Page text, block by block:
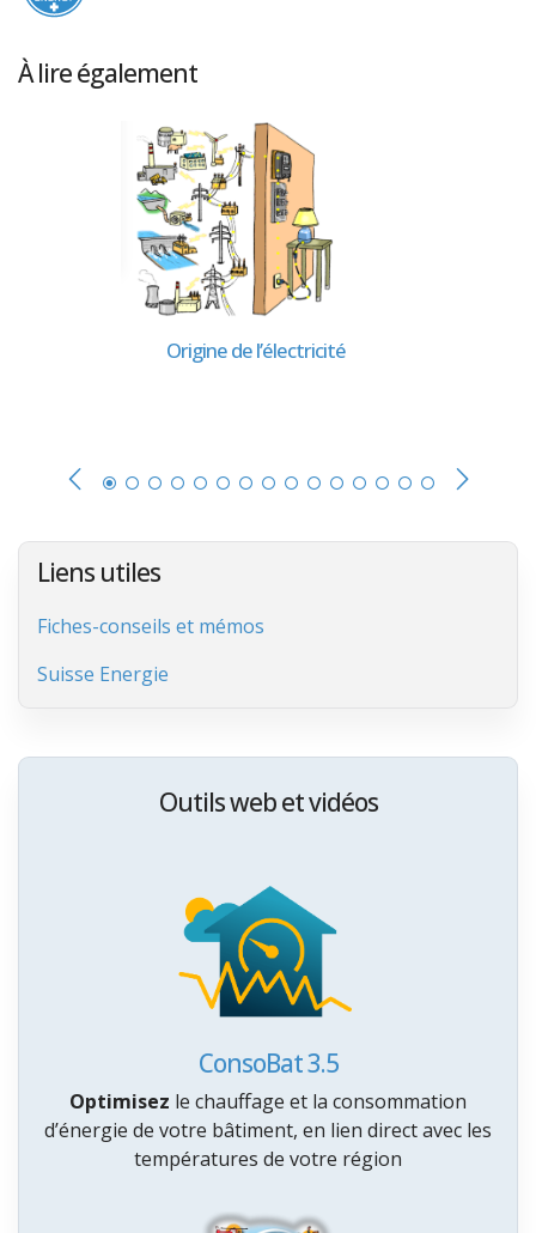
À lire également
Origine de l’électricité
Liens utiles
Fiches-conseils et mémos
Suisse Energie
Outils web et vidéos
ConsoBat 3.5
Optimisez le chauffage et la consommation
d’énergie de votre bâtiment, en lien direct avec les
températures de votre région